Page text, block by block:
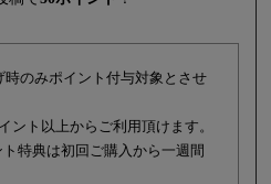
時のみポイント付与対象とさせ
ント以上からご利用頂けます。
特典は初回ご購入から一週間